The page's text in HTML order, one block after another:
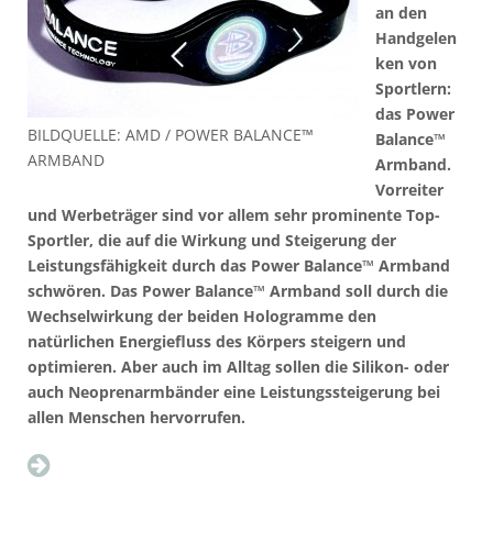
BILDQUELLE: AMD / POWER BALANCE™
ARMBAND
an den
Handgelen
ken von
Sportlern:
das Power
Balance™
Armband.
Vorreiter
und Werbeträger sind vor allem sehr prominente Top-
Sportler, die auf die Wirkung und Steigerung der
Leistungsfähigkeit durch das Power Balance™ Armband
schwören. Das Power Balance™ Armband soll durch die
Wechselwirkung der beiden Hologramme den
natürlichen Energiefluss des Körpers steigern und
optimieren. Aber auch im Alltag sollen die Silikon- oder
auch Neoprenarmbänder eine Leistungssteigerung bei
allen Menschen hervorrufen.